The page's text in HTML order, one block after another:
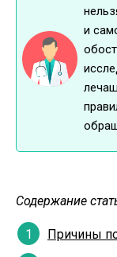
и
Содержание
Причины